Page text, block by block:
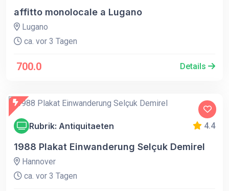
affitto monolocale a Lugano
Lugano
ca. vor 3 Tagen
700.0 Details
Rubrik: Antiquitaeten 4.4
1988 Plakat Einwanderung Selçuk Demirel
Hannover
ca. vor 3 Tagen